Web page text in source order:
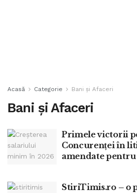
Acasă Categorie Bani și Afaceri
Bani și Afaceri
Primele victorii
Concurenței în
amendate pentru
StiriTimis.ro – o